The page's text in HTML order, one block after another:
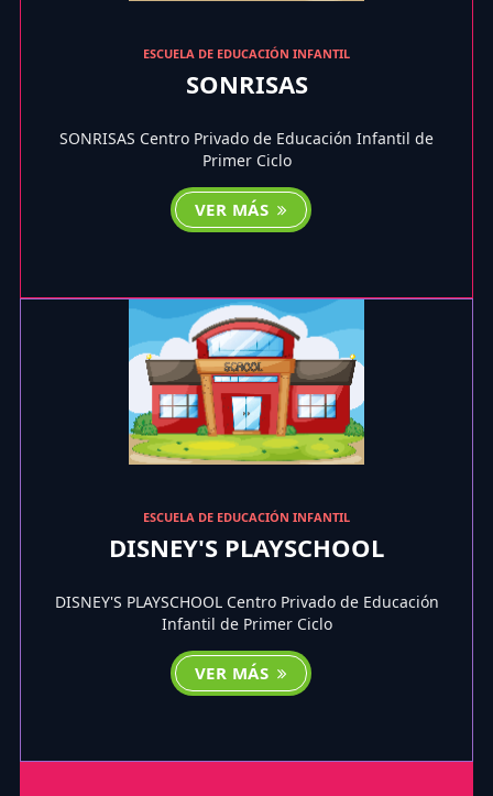
ESCUELA DE EDUCACIÓN INFANTIL
SONRISAS
SONRISAS Centro Privado de Educación Infantil de
Primer Ciclo
VER MÁS
ESCUELA DE EDUCACIÓN INFANTIL
DISNEY'S PLAYSCHOOL
DISNEY'S PLAYSCHOOL Centro Privado de Educación
Infantil de Primer Ciclo
VER MÁS